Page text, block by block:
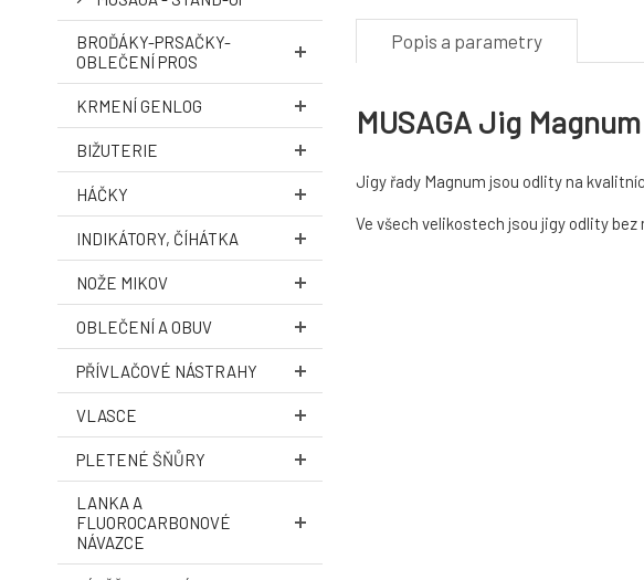
BROĎÁKY-PRSAČKY-
OBLEČENÍ PROS
KRMENÍ GENLOG
BIŽUTERIE
HÁČKY
INDIKÁTORY, ČÍHÁTKA
NOŽE MIKOV
OBLEČENÍ A OBUV
PŘÍVLAČOVÉ NÁSTRAHY
VLASCE
PLETENÉ ŠŇŮRY
LANKA A
FLUOROCARBONOVÉ
NÁVAZCE
Popis a parametry
MUSAGA Jig
Jigy řady Magnum jsou odlity na
Ve všech velikostech jsou jigy odlity